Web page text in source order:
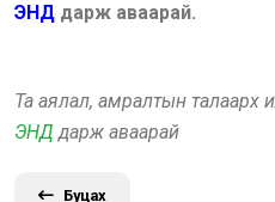
ЭНД дарж аваарай.
Та аялал, амралтын талаарх
ЭНД дарж аваарай
Буцах